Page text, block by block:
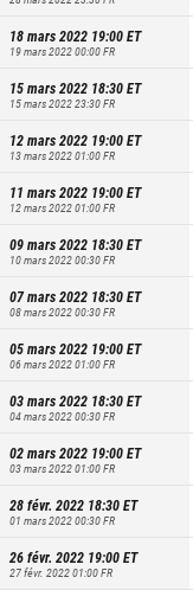
18 mars 2022 19:00ET
19 mars 2022 00:00FR
15 mars 2022 18:30ET
15 mars 2022 23:30FR
12 mars 2022 19:00ET
13 mars 2022 01:00FR
11 mars 2022 19:00ET
12 mars 2022 01:00FR
09 mars 2022 18:30ET
10 mars 2022 00:30FR
07 mars 2022 18:30ET
08 mars 2022 00:30FR
05 mars 2022 19:00ET
06 mars 2022 01:00FR
03 mars 2022 18:30ET
04 mars 2022 00:30FR
02 mars 2022 19:00ET
03 mars 2022 01:00FR
28 févr. 2022 18:30ET
01 mars 2022 00:30FR
26 févr. 2022 19:00ET
27 févr. 2022 01:00FR